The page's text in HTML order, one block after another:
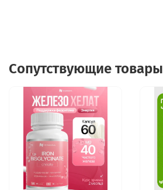
Сопутствующие товары